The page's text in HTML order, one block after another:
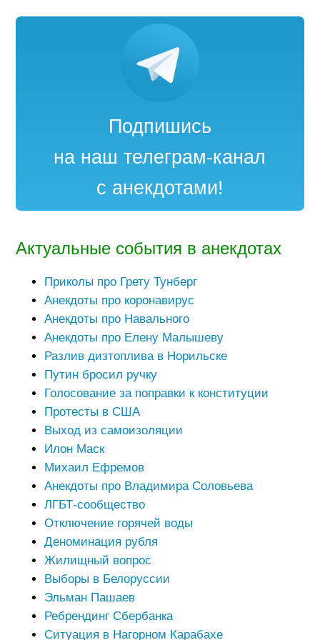
Подпишись
на наш телеграм-канал
с анекдотами!
Актуальные события в анекдотах
Приколы про Грету Тунберг
Анекдоты про коронавирус
Анекдоты про Навального
Анекдоты про Елену Малышеву
Разлив дизтоплива в Норильске
Путин бросил ручку
Голосование за поправки к конституции
Протесты в США
Выход из самоизоляции
Илон Маск
Михаил Ефремов
Анекдоты про Владимира Соловьева
ЛГБТ-сообщество
Отключение горячей воды
Деноминация рубля
Жилищный вопрос
Выборы в Белоруссии
Эльман Пашаев
Ребрендинг Сбербанка
Ситуация в Нагорном Карабахе